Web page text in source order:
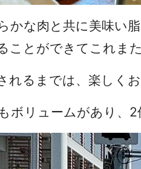
かな肉と共に美味い
ことができてこれま
れるまでは、楽しく
ボリュームがあり、